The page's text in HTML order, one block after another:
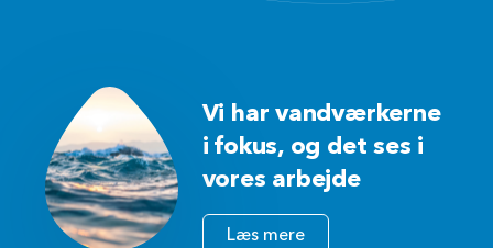
Vi har vandværkerne
i fokus, og det ses i
vores arbejde
Læs mere